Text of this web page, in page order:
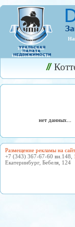
нет данных...
Размещение рекламы на
+7 (343) 367-67-60 вн.148,
Екатеринбург, Бебеля, 124